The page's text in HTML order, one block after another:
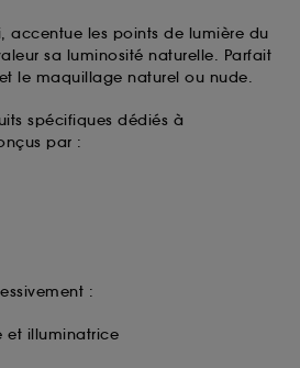
accentue les points de lumière du
sa luminosité naturelle. Parfait
le maquillage naturel ou nude.
spécifiques dédiés à
par :
:
et illuminatrice